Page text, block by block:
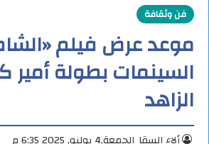
فن وثقافة
موعد عرض فيلم
السينمات بطولة أمير
الزاهد